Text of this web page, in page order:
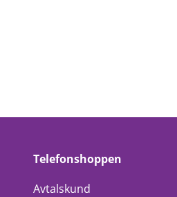
Telefonshoppen
Avtalskund